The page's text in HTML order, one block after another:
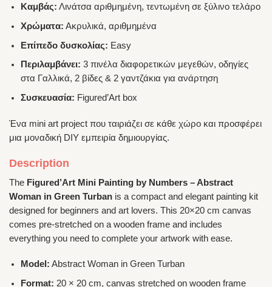
Καμβάς: Λινάτσα αριθμημένη, τεντωμένη σε ξύλινο τελάρο
Χρώματα: Ακρυλικά, αριθμημένα
Επίπεδο δυσκολίας: Easy
Περιλαμβάνει: 3 πινέλα διαφορετικών μεγεθών, οδηγίες
στα Γαλλικά, 2 βίδες & 2 γαντζάκια για ανάρτηση
Συσκευασία: Figured’Art box
Ένα mini art project που ταιριάζει σε κάθε χώρο και προσφέρει
μια μοναδική DIY εμπειρία δημιουργίας.
Description
The Figured’Art Mini Painting by Numbers – Abstract
Woman in Green Turban is a compact and elegant painting kit
designed for beginners and art lovers. This 20×20 cm canvas
comes pre-stretched on a wooden frame and includes
everything you need to complete your artwork with ease.
Model: Abstract Woman in Green Turban
Format: 20 × 20 cm, canvas stretched on wooden frame